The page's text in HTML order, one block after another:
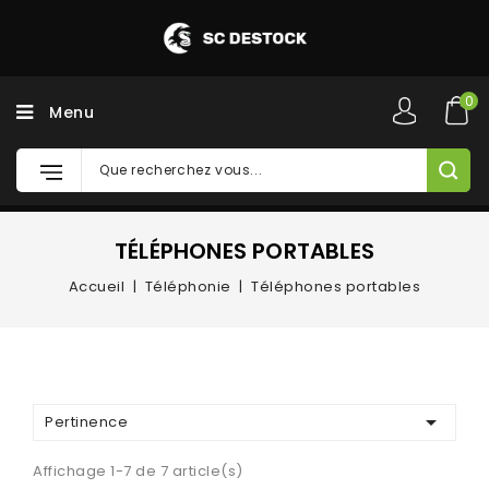
Menu
0
TÉLÉPHONES PORTABLES
Accueil Téléphonie Téléphones portables
Pertinence 
Affichage 1-7 de 7 article(s)